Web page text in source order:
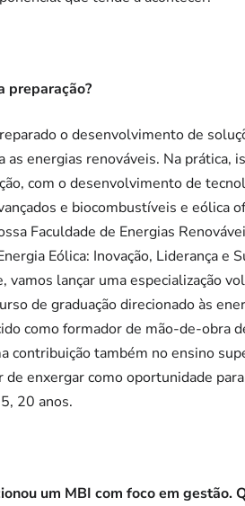
preparação?
o desenvolvimento de
as energias renováveis. Na
com o desenvolvimento de
e biocombustíveis e eólica
Faculdade de Energias
Eólica: Inovação, Liderança e
vamos lançar uma especialização
de graduação direcionado às
como formador de mão-de-obra
contribuição também no ensino
de enxergar como oportunidade
20 anos.
um MBI com foco em gestão.